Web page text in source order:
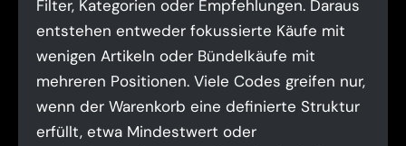
Filter, Kategorien oder Empfehlungen. Daraus
entstehen entweder fokussierte Käufe mit
wenigen Artikeln oder Bündelkäufe mit
mehreren Positionen. Viele Codes greifen nur,
wenn der Warenkorb eine definierte Struktur
erfüllt, etwa Mindestwert oder